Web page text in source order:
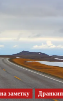
заметку